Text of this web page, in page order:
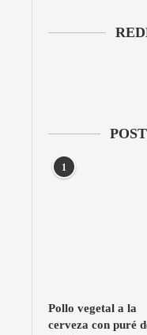
1
Pollo vegetal a la
cerveza con puré